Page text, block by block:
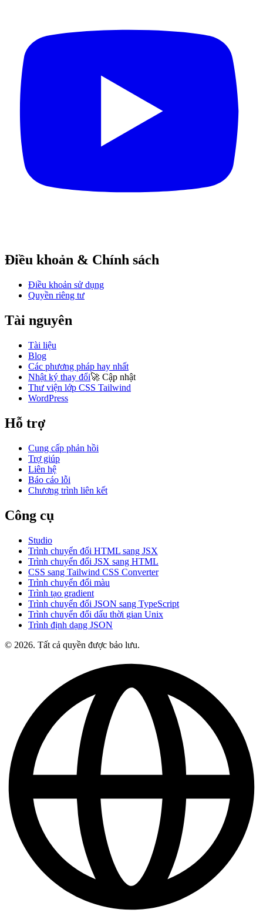
Điều khoản & Chính sách
Điều khoản sử dụng
Quyền riêng tư
Tài nguyên
Tài liệu
Blog
Các phương pháp hay nhất
Nhật ký thay đổi🚀 Cập nhật
Thư viện lớp CSS Tailwind
WordPress
Hỗ trợ
Cung cấp phản hồi
Trợ giúp
Liên hệ
Báo cáo lỗi
Chương trình liên kết
Công cụ
Studio
Trình chuyển đổi HTML sang JSX
Trình chuyển đổi JSX sang HTML
CSS sang Tailwind CSS Converter
Trình chuyển đổi màu
Trình tạo gradient
Trình chuyển đổi JSON sang TypeScript
Trình chuyển đổi dấu thời gian Unix
Trình định dạng JSON
© 2026. Tất cả quyền được bảo lưu.